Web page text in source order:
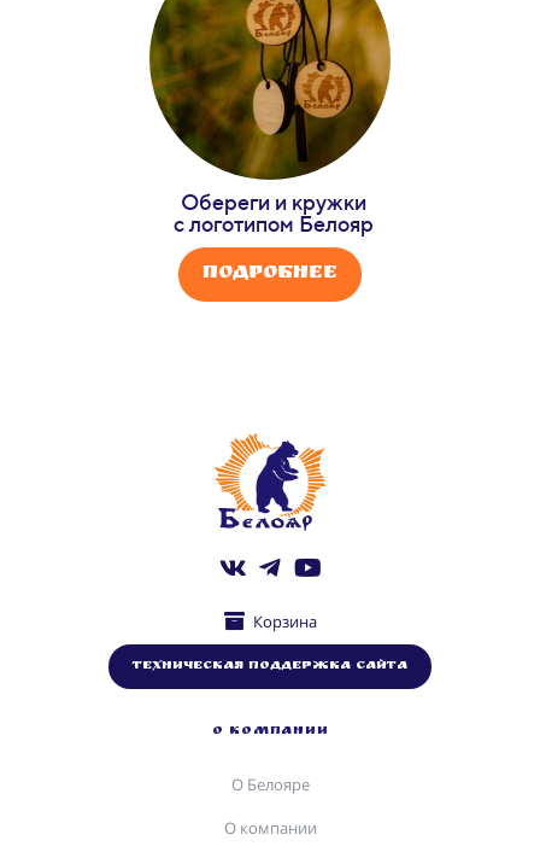
Обереги и кружки
с логотипом Белояр
Подробнее
Корзина
Техническая поддержка сайта
О КОМПАНИИ
О Белояре
О компании